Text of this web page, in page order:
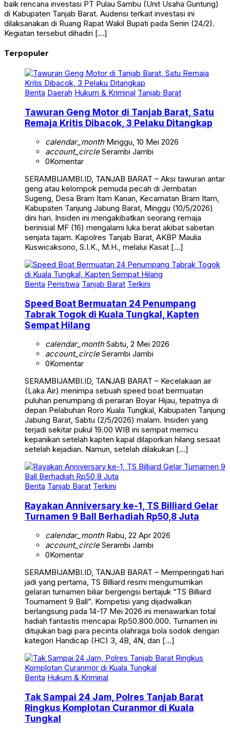
baik rencana investasi PT Pulau Sambu (Unit Usaha Guntung)
di Kabupaten Tanjab Barat. Audensi terkait investasi ini
dilaksanakan di Ruang Rapat Wakil Bupati pada Senin (24/2).
Kegiatan tersebut dihadiri […]
Terpopuler
Berita Daerah Hukum & Kriminal Tanjab Barat
Tawuran Geng Motor di Tanjab Barat, Satu
Remaja Kritis Dibacok, 3 Pelaku Ditangkap
calendar_monthMinggu, 10 Mei 2026
account_circleSerambi Jambi
0Komentar
SERAMBIJAMBI.ID, TANJAB BARAT – Aksi tawuran antar
geng atau kelompok pemuda pecah di Jembatan
Sugeng, Desa Bram Itam Kanan, Kecamatan Bram Itam,
Kabupaten Tanjung Jabung Barat, Minggu (10/5/2026)
dini hari. Insiden ini mengakibatkan seorang remaja
berinisial MF (16) mengalami luka berat akibat sabetan
senjata tajam. Kapolres Tanjab Barat, AKBP Maulia
Kuswicaksono, S.I.K., M.H., melalui Kasat […]
Berita Peristiwa Tanjab Barat Terkini
Speed Boat Bermuatan 24 Penumpang
Tabrak Togok di Kuala Tungkal, Kapten
Sempat Hilang
calendar_monthSabtu, 2 Mei 2026
account_circleSerambi Jambi
0Komentar
SERAMBIJAMBI.ID, TANJAB BARAT – Kecelakaan air
(Laka Air) menimpa sebuah speed boat bermuatan
puluhan penumpang di perairan Boyar Hijau, tepatnya di
depan Pelabuhan Roro Kuala Tungkal, Kabupaten Tanjung
Jabung Barat, Sabtu (2/5/2026) malam. Insiden yang
terjadi sekitar pukul 19.00 WIB ini sempat memicu
kepanikan setelah kapten kapal dilaporkan hilang sesaat
setelah kejadian. Namun, setelah dilakukan […]
Berita Tanjab Barat Terkini
Rayakan Anniversary ke-1, TS Billiard Gelar
Turnamen 9 Ball Berhadiah Rp50,8 Juta
calendar_monthRabu, 22 Apr 2026
account_circleSerambi Jambi
0Komentar
SERAMBIJAMBI.ID, TANJAB BARAT – Memperingati hari
jadi yang pertama, TS Billiard resmi mengumumkan
gelaran turnamen biliar bergengsi bertajuk “TS Billiard
Tournament 9 Ball”. Kompetisi yang dijadwalkan
berlangsung pada 14-17 Mei 2026 ini menawarkan total
hadiah fantastis mencapai Rp50.800.000. Turnamen ini
ditujukan bagi para pecinta olahraga bola sodok dengan
kategori Handicap (HC) 3, 4B, 4N, dan […]
Berita Hukum & Kriminal
Tak Sampai 24 Jam, Polres Tanjab Barat
Ringkus Komplotan Curanmor di Kuala
Tungkal